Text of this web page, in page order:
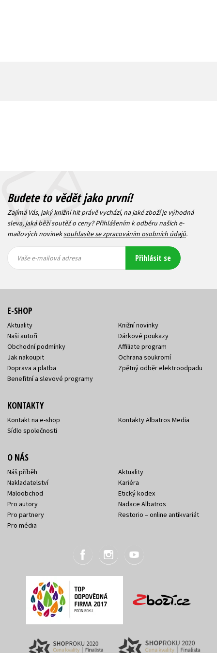
Budete to vědět jako první!
Zajímá Vás, jaký knižní hit právě vychází, na jaké zboží je výhodná
sleva, jaká běží soutěž o ceny? Přihlášením k odběru našich e-
mailových novineksouhlasíte se zpracováním osobních údajů.
mailová
mailová
Vaše e-mailová adresa Přihlásit se
E-SHOP
Aktuality
Naši autoři
Obchodní podmínky
Jak nakoupit
Doprava a platba
Benefitní a slevové programy
Knižní novinky
Dárkové poukazy
Affiliate program
Ochrana soukromí
Zpětný odběr elektroodpadu
KONTAKTY
Kontakt na e-shop
Sídlo společnosti
Kontakty Albatros Media
O NÁS
Náš příběh
Nakladatelství
Maloobchod
Pro autory
Pro partnery
Pro média
Aktuality
Kariéra
Etický kodex
Nadace Albatros
Restorio – online antikvariát